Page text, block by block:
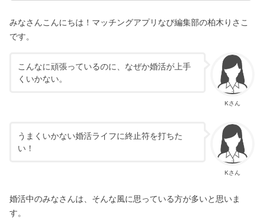
みなさんこんにちは！マッチングアプリなび編集部の柏木りさこ
です。
Kさん
こんなに頑張っているのに、なぜか婚活が上手
くいかない。
Kさん
うまくいかない婚活ライフに終止符を打ちた
い！
婚活中のみなさんは、そんな風に思っている方が多いと思いま
す。